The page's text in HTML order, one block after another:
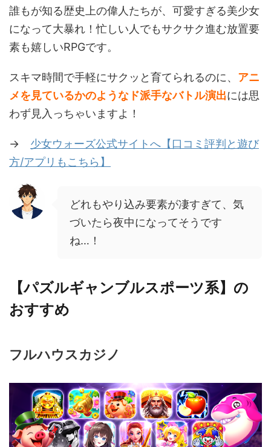
誰もが知る歴史上の偉人たちが、可愛すぎる美少女
になって大暴れ！忙しい人でもサクサク進む放置要
素も嬉しいRPGです。
スキマ時間で手軽にサクッと育てられるのに、 アニ
メを見ているかのようなド派手なバトル演出には思
わず見入っちゃいますよ！
→ 少女ウォーズ公式サイトへ【口コミ評判と遊び
方/アプリもこちら】
どれもやり込み要素が凄すぎて、気
づいたら夜中になってそうです
ね…！
【パズルギャンブルスポーツ系】の
おすすめ
フルハウスカジノ